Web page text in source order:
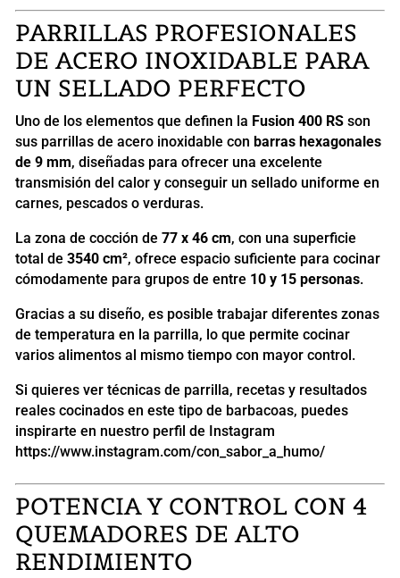
PARRILLAS PROFESIONALES
DE ACERO INOXIDABLE PARA
UN SELLADO PERFECTO
Uno de los elementos que definen la Fusion 400 RSson
sus parrillas de acero inoxidable con barras hexagonales
de 9 mm, diseñadas para ofrecer una excelente
transmisión del calor y conseguir un sellado uniforme en
carnes, pescados o verduras.
La zona de cocción de 77 x 46 cm, con una superficie
total de 3540 cm², ofrece espacio suficiente para cocinar
cómodamente para grupos de entre 10 y 15 personas.
Gracias a su diseño, es posible trabajar diferentes zonas
de temperatura en la parrilla, lo que permite cocinar
varios alimentos al mismo tiempo con mayor control.
Si quieres ver técnicas de parrilla, recetas y resultados
reales cocinados en este tipo de barbacoas, puedes
inspirarte en nuestro perfil de Instagram
https://www.instagram.com/con_sabor_a_humo/
POTENCIA Y CONTROL CON 4
QUEMADORES DE ALTO
RENDIMIENTO